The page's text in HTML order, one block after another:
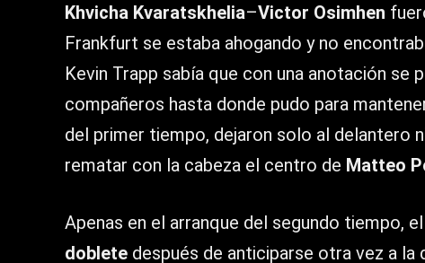
Khvicha Kvaratskhelia–Victor Osimhen
Frankfurt se estaba ahogando y no
Kevin Trapp sabía que con una anotación
compañeros hasta donde pudo para
del primer tiempo, dejaron solo al delantero
rematar con la cabeza el centro de Matteo
Apenas en el arranque del segundo tiempo,
doblete después de anticiparse otra vez a